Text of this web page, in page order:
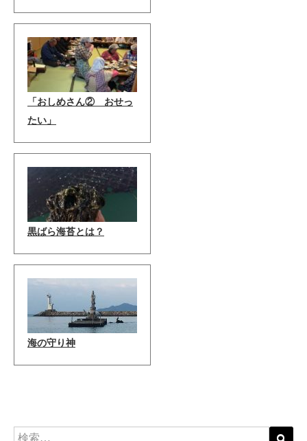
「おしめさん② おせっ
たい」
黒ばら海苔とは？
海の守り神